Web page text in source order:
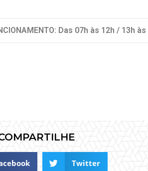
Das 07h às 12h / 13h
Twitter